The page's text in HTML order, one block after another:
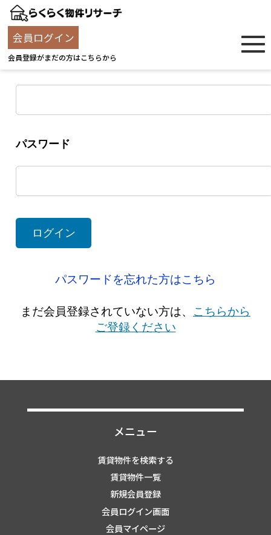
会員ログイン
会員登録がまだの方はこちらから
ユーザー名
パスワード
パスワードを忘れた方はこちら
まだ会員登録されていない方は、 こちらから
ご登録ください
メニュー
賃貸物件を検索する
賃貸物件一覧
新規会員登録
会員ログイン画面
会員マイページ